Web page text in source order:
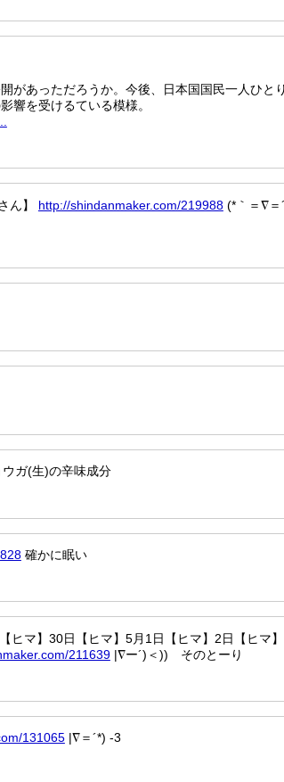
があっただろうか。今後、日本国国民一人ひと
響を受けるている模様。
ん】 http://shindanmaker.com/219988(*｀＝∇＝
ウガ(生)の辛味成分
確かに眠い
マ】30日【ヒマ】5月1日【ヒマ】2日【ヒマ
211639|∇ー´)＜)) そのとーり
131065|∇＝´*) -3